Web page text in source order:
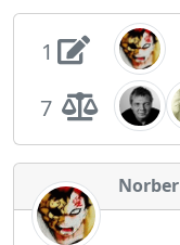
1
7
Norber